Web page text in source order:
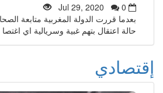
Jul 29, 2020
0
بعدما قررت الدولة المغربية متابعة
حالة اعتقال بتهم غبية وسريالية اي اغتصا ...
إقتصادي